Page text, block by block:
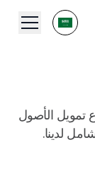
تمويل الأصول
لدينا.